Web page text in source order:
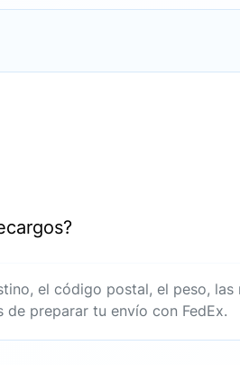
el código postal, el peso,
preparar tu envío con FedEx.